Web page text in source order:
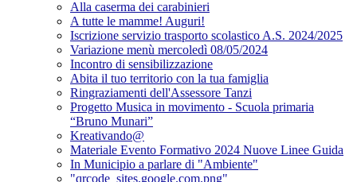
Alla caserma dei carabinieri
A tutte le mamme! Auguri!
Iscrizione servizio trasporto scolastico A.S. 2024/2025
Variazione menù mercoledì 08/05/2024
Incontro di sensibilizzazione
Abita il tuo territorio con la tua famiglia
Ringraziamenti dell'Assessore Tanzi
Progetto Musica in movimento - Scuola primaria
“Bruno Munari”
Kreativando@
Materiale Evento Formativo 2024 Nuove Linee Guida
In Municipio a parlare di "Ambiente"
"qrcode_sites.google.com.png"